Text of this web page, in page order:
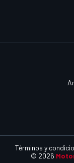
© 2026
Términos y